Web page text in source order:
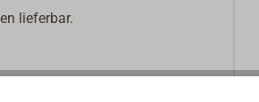
lieferbar.